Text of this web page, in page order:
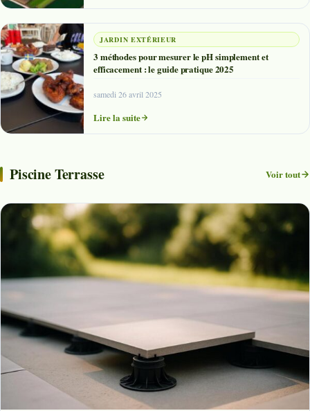
JARDIN EXTÉRIEUR
3 méthodes pour mesurer le pH simplement et
efficacement : le guide pratique 2025
samedi 26 avril 2025
Lire la suite
Piscine Terrasse Voir tout